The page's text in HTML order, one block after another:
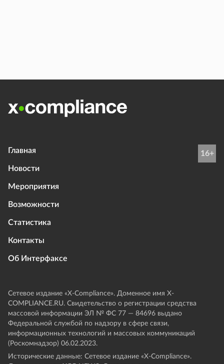
Главная
Новости
Мероприятия
Возможности
Статистика
Контакты
Об Интерфаксе
16+
Сетевое издание «Х-Compliance». Доменное имя X-
COMPLIANCE.RU. Свидетельство о регистрации средства
массовой информации ЭЛ № ФС 77 — 84696 выдано
Федеральной службой по надзору в сфере связи,
информационных технологий и массовых коммуникаций
(Роскомнадзор) 06.02.2023.
Исторические данные: Сетевое издание «Х-Compliance».